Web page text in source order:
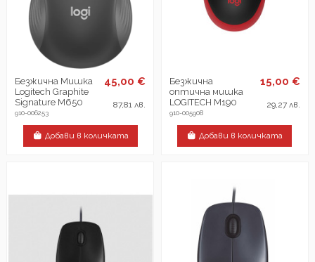
Безжична Мишка
Logitech Graphite
Signature M650
910-006253
45,00 €
87,81 лв.
Добави в количката
Безжична
оптична мишка
LOGITECH M190
910-005908
15,00 €
29,27 лв.
Добави в количката